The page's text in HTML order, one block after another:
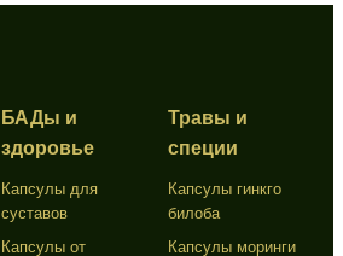
БАДы и
здоровье
Капсулы для
суставов
Капсулы от
Травы и
специи
Капсулы гинкго
билоба
Капсулы моринги